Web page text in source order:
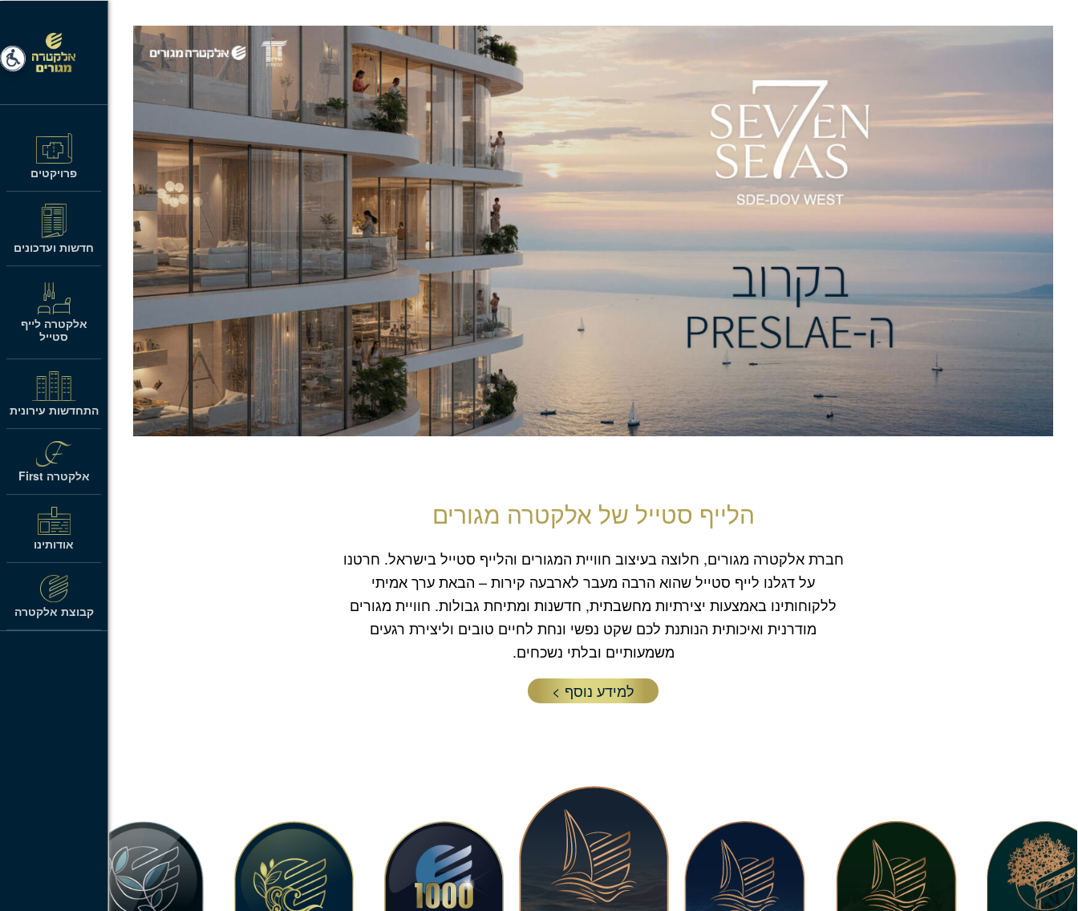
פרויקטים
חדשות ועדכונים
אלקטרה לייף
סטייל
התחדשות עירונית
אלקטרה First
אודותינו
קבוצת אלקטרה
אלקטרה
מגורים –
המגורים
החדשנית
בישראל
הלייף סטייל של אלקטרה מגורים
חברת אלקטרה מגורים, חלוצה בעיצוב חוויית המגורים והלייף סטייל בישראל. חרטנו
על דגלנו לייף סטייל שהוא הרבה מעבר לארבעה קירות – הבאת ערך אמיתי
ללקוחותינו באמצעות יצירתיות מחשבתית, חדשנות ומתיחת גבולות. חוויית מגורים
מודרנית ואיכותית הנותנת לכם שקט נפשי ונחת לחיים טובים וליצירת רגעים
משמעותיים ובלתי נשכחים.
למידע נוסף >